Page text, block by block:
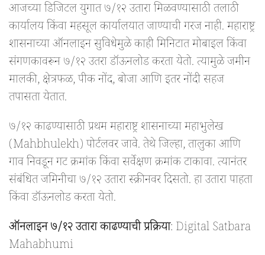
आजच्या डिजिटल युगात ७/१२ उतारा मिळवण्यासाठी तलाठी
कार्यालय किंवा महसूल कार्यालयात जाण्याची गरज नाही. महाराष्ट्र
शासनाच्या ऑनलाइन सुविधेमुळे काही मिनिटात मोबाइल किंवा
संगणकावरून ७/१२ उतरा डॉऊनलोड करता येतो. त्यामुळे जमीन
मालकी, क्षेत्रफळ, पीक नोंद, बोजा आणि इतर नोंदी सहज
तपासता येतात.
७/१२ काढण्यासाठी प्रथम महाराष्ट्र शासनाच्या महाभुलेख
(Mahbhulekh) पोर्टलवर जावे. तेथे जिल्हा, तालुका आणि
गाव निवडून गट क्रमांक किंवा सर्वेक्षण क्रमांक टाकावा. त्यानंतर
संबंधित जमिनीचा ७/१२ उतारा स्क्रीनवर दिसतो. हा उतारा पाहता
किंवा डॉऊनलोड करता येतो.
ऑनलाइन ७/१२ उतारा काढण्याची प्रक्रिया: Digital Satbara
Mahabhumi